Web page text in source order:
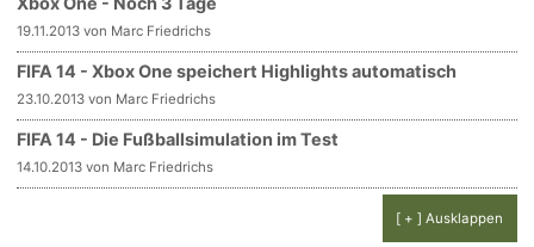
19.11.2013 von Marc Friedrichs
FIFA 14 - Xbox One speichert Highlights automatisch
23.10.2013 von Marc Friedrichs
FIFA 14 - Die Fußballsimulation im Test
14.10.2013 von Marc Friedrichs
[ + ] Ausklappen